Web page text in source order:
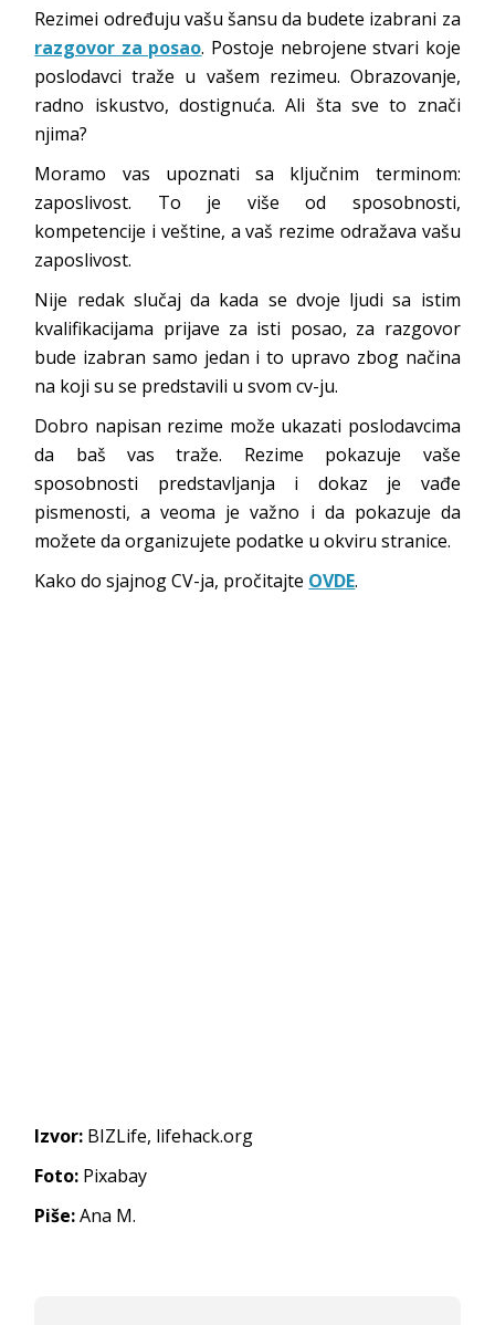
Rezimei određuju vašu šansu da budete izabrani za
razgovor za posao. Postoje nebrojene stvari koje
poslodavci traže u vašem rezimeu. Obrazovanje,
radno iskustvo, dostignuća. Ali šta sve to znači
njima?
Moramo vas upoznati sa ključnim terminom:
zaposlivost. To je više od sposobnosti,
kompetencije i veštine, a vaš rezime odražava vašu
zaposlivost.
Nije redak slučaj da kada se dvoje ljudi sa istim
kvalifikacijama prijave za isti posao, za razgovor
bude izabran samo jedan i to upravo zbog načina
na koji su se predstavili u svom cv-ju.
Dobro napisan rezime može ukazati poslodavcima
da baš vas traže. Rezime pokazuje vaše
sposobnosti predstavljanja i dokaz je vađe
pismenosti, a veoma je važno i da pokazuje da
možete da organizujete podatke u okviru stranice.
Kako do sjajnog CV-ja, pročitajte OVDE.
Izvor: BIZLife, lifehack.org
Foto: Pixabay
Piše:Ana M.